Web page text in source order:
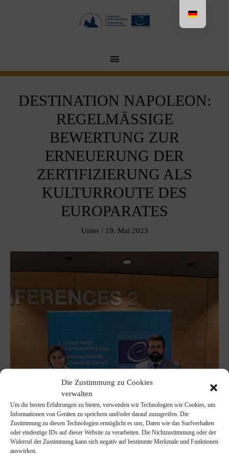
Die Zustimmung zu Cookies
verwalten
Um die besten Erfahrungen zu bieten, verwenden wir Technologien wie Cookies, um
Informationen von Geräten zu speichern und/oder darauf zuzugreifen. Die
Zustimmung zu diesen Technologien ermöglicht es uns, Daten wie das Surfverhalten
oder eindeutige IDs auf dieser Website zu verarbeiten. Die Nichtzustimmung oder der
Widerruf der Zustimmung kann sich negativ auf bestimmte Merkmale und Funktionen
auswirken.
MENU
PRINCIPAL
DESTINATION NAPOLEON:
REGELMÄSSIGE B
EWERTUNG ZUR E
RNEUERUNG DER Z
ERTIFIZIERUNG ALS K
ULTURROUTE DES E
UROPARATES
Unter / 19. Mai 2023